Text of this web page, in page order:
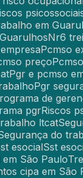
em
Nr6
empresa Pcmso
preço
Pgr e pcmso
Pgr
Programa de
pgr Riscos
ltcat
Segurança do
Sst esocial Sst
em São Paulo
cipa em São